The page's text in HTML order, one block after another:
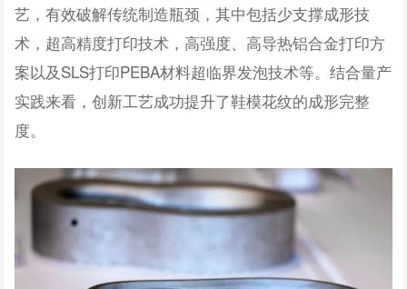
艺，有效破解传统制造瓶颈，其中包括少支撑成形技
术，超高精度打印技术，高强度、高导热铝合金打印方
案以及SLS打印PEBA材料超临界发泡技术等。结合量产
实践来看，创新工艺成功提升了鞋模花纹的成形完整
度。